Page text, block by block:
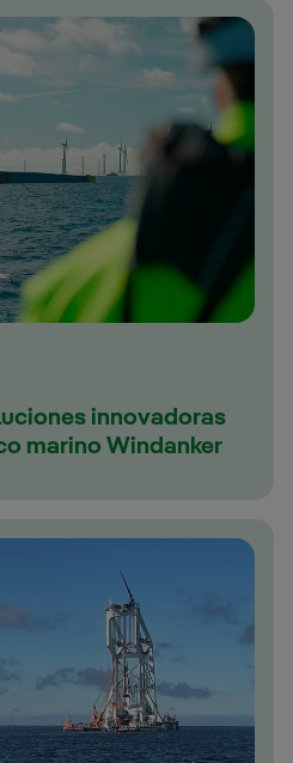
innovadoras
marino Windanker